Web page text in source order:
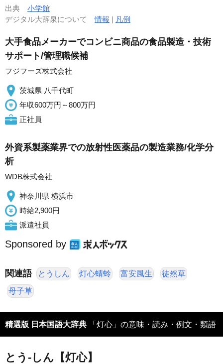
出典 小学館
デジタル大辞泉について情報 | 凡例
大手食品メーカーでコンビニ商品の食品製造・技術
サポート/管理職候補
フジフーズ株式会社
茨城県 八千代町
年収600万円～800万円
正社員
外資系製薬業界での放射性医薬品の製造業務/化学分
析
WDB株式会社
神奈川県 横浜市
時給2,900円
派遣社員
Sponsored by
関連語 とうしん 灯心蜻蛉 富安風生 徒然草
母子草
精選版 日本国語大辞典 「灯心」の意味・読み・例文・類語
とう‐しん【灯心】